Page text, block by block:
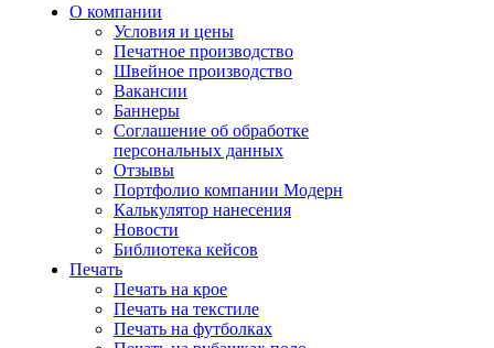
О компании
Условия и цены
Печатное производство
Швейное производство
Вакансии
Баннеры
Соглашение об обработке
персональных данных
Отзывы
Портфолио компании Модерн
Калькулятор нанесения
Новости
Библиотека кейсов
Печать
Печать на крое
Печать на текстиле
Печать на футболках